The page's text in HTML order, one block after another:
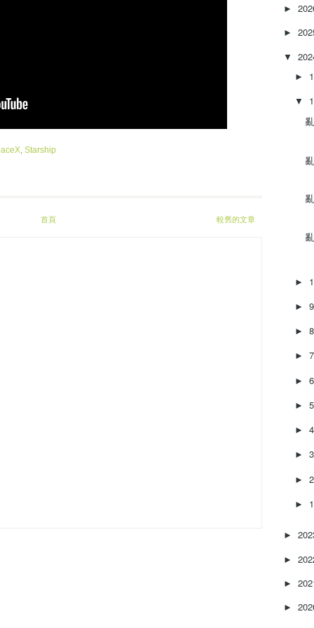
r
o
, Starship
較舊的文章
首頁
►
►
▼
►
▼
►
►
►
►
►
►
►
►
►
►
►
►
►
►